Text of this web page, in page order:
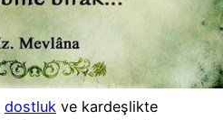
dostluk ve kardeşlikte